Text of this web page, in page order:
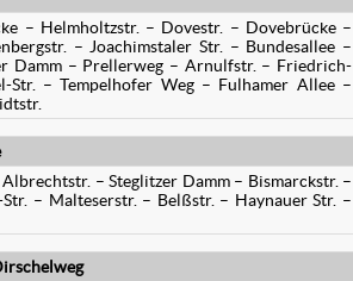
– Helmholtzstr. – Dovestr. – Dovebrücke –
– Joachimstaler Str. – Bundesallee –
Damm – Prellerweg – Arnulfstr. – Friedrich-
Str. – Tempelhofer Weg – Fulhamer Allee –
– Steglitzer Damm – Bismarckstr. –
– Malteserstr. – Belßstr. – Haynauer Str. –